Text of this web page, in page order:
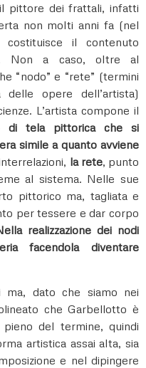
pittore dei frattali, infatti
non molti anni fa (nel
il contenuto
Non a caso, oltre al
“nodo” e “rete” (termini
opere dell’artista)
L’artista compone il
di tela pittorica che si
simile a quanto avviene
la rete, punto
al sistema. Nelle sue
pittorico ma, tagliata e
per tessere e dar corpo
realizzazione dei nodi
facendola diventare
dato che siamo nei
che Garbellotto è
del termine, quindi
artistica assai alta, sia
e nel dipingere